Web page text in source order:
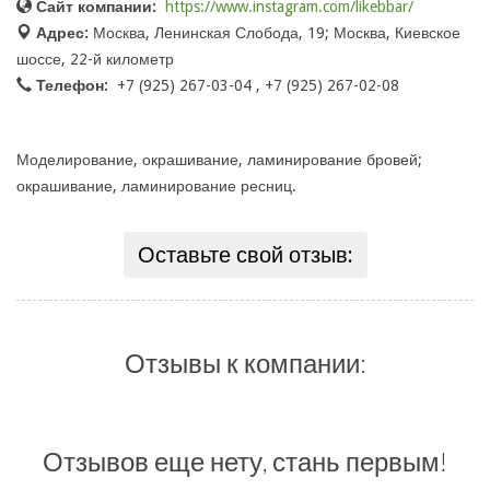
Сайт компании:
https://www.instagram.com/likebbar/
Адрес: Москва, Ленинская Слобода, 19; Москва, Киевское
шоссе, 22-й километр
Телефон:
+7 (925) 267-03-04 , +7 (925) 267-02-08
Моделирование, окрашивание, ламинирование бровей;
окрашивание, ламинирование ресниц.
Оставьте свой отзыв:
Отзывы к компании:
Отзывов еще нету, стань первым!